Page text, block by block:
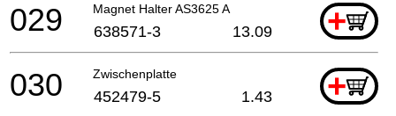
Magnet Halter AS3625 A +
029 638571-3 13.09
Zwischenplatte +
030 452479-5 1.43